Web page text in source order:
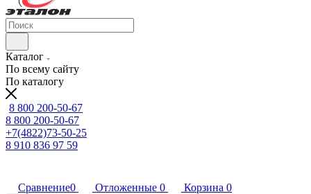
Каталог
По всему сайту
По каталогу
8 800 200-50-67
8 800 200-50-67
+7(4822)73-50-25
8 910 836 97 59
Сравнение0 Отложенные 0 Корзина 0